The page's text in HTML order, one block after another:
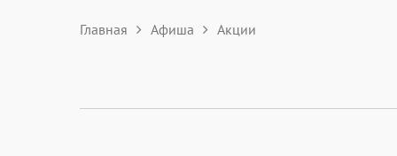
Главная Афиша Акции